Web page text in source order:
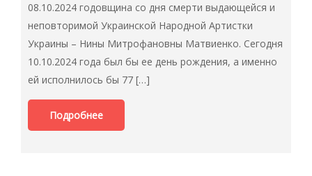
08.10.2024 годовщина со дня смерти выдающейся и
неповторимой Украинской Народной Артистки
Украины – Нины Митрофановны Матвиенко. Сегодня
10.10.2024 года был бы ее день рождения, а именно
ей исполнилось бы 77 […]
Подробнее